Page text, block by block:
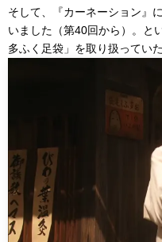
そして、『カーネーション』
いました（第40回から）。と
多ふく足袋」を取り扱ってい